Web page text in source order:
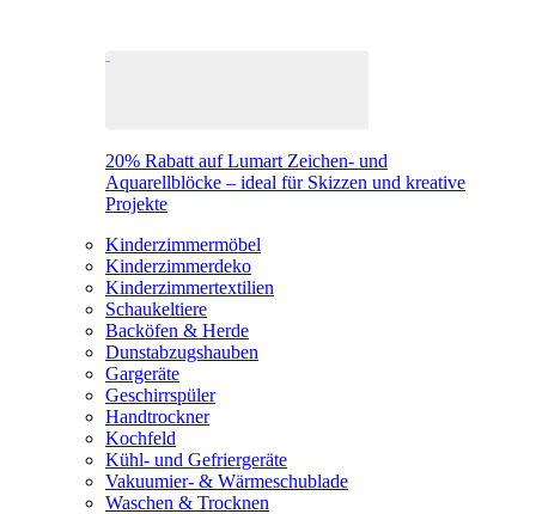
20% Rabatt auf Lumart Zeichen- und
Aquarellblöcke – ideal für Skizzen und kreative
Projekte
Kinderzimmermöbel
Kinderzimmerdeko
Kinderzimmertextilien
Schaukeltiere
Backöfen & Herde
Dunstabzugshauben
Gargeräte
Geschirrspüler
Handtrockner
Kochfeld
Kühl- und Gefriergeräte
Vakuumier- & Wärmeschublade
Waschen & Trocknen